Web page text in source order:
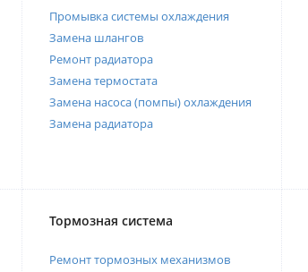
Промывка системы охлаждения
Замена шлангов
Ремонт радиатора
Замена термостата
Замена насоса (помпы) охлаждения
Замена радиатора
Тормозная система
Ремонт тормозных механизмов